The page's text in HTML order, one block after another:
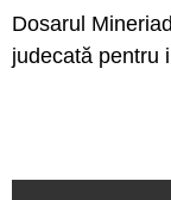
Dosarul
judecată pentru